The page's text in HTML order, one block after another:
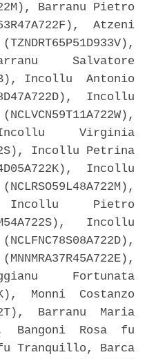
Barranu Pietro
Atzeni
Salvatore
Incollu  Antonio
Incollu
Incollu     Virginia
Incollu Petrina
Incollu
Incollu     Pietro
Incollu
Fortunata
Monni  Costanzo
Barranu  Maria
Bangoni  Rosa  fu
Tranquillo, Barca